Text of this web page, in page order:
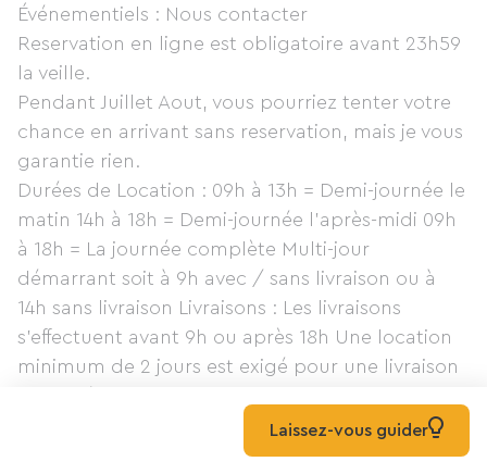
Événementiels : Nous contacter
Reservation en ligne est obligatoire avant 23h59
la veille.
Pendant Juillet Aout, vous pourriez tenter votre
chance en arrivant sans reservation, mais je vous
garantie rien.
Durées de Location : 09h à 13h = Demi-journée le
matin 14h à 18h = Demi-journée l'après-midi 09h
à 18h = La journée complète Multi-jour
démarrant soit à 9h avec / sans livraison ou à
14h sans livraison Livraisons : Les livraisons
s'effectuent avant 9h ou après 18h Une location
minimum de 2 jours est exigé pour une livraison
reservation avec livraison au moins 48h à
Laissez-vous guider